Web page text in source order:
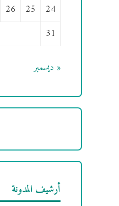
24
25
26
31
« ديسمبر
أرشيف المدونة